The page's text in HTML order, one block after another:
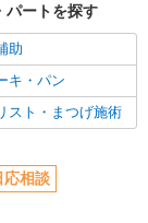
実績あり
・役職・インセン
パートを探す
助
キ・パン
スト・まつげ施術
応相談